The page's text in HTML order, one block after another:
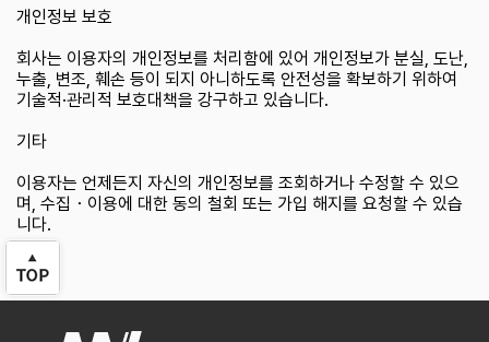
개인정보 보호
회사는 이용자의 개인정보를 처리함에 있어 개인정보가 분실, 도난,
누출, 변조, 훼손 등이 되지 아니하도록 안전성을 확보하기 위하여
기술적·관리적 보호대책을 강구하고 있습니다.
기타
이용자는 언제든지 자신의 개인정보를 조회하거나 수정할 수 있으
며, 수집・이용에 대한 동의 철회 또는 가입 해지를 요청할 수 있습
니다.